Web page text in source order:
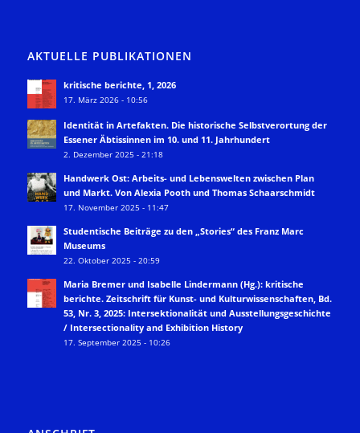
AKTUELLE PUBLIKATIONEN
kritische berichte, 1, 2026
17. März 2026 - 10:56
Identität in Artefakten. Die historische Selbstverortung der
Essener Äbtissinnen im 10. und 11. Jahrhundert
2. Dezember 2025 - 21:18
Handwerk Ost: Arbeits- und Lebenswelten zwischen Plan
und Markt. Von Alexia Pooth und Thomas Schaarschmidt
17. November 2025 - 11:47
Studentische Beiträge zu den „Stories“ des Franz Marc
Museums
22. Oktober 2025 - 20:59
Maria Bremer und Isabelle Lindermann (Hg.): kritische
berichte. Zeitschrift für Kunst- und Kulturwissenschaften, Bd.
53, Nr. 3, 2025: Intersektionalität und Ausstellungsgeschichte
/ Intersectionality and Exhibition History
17. September 2025 - 10:26